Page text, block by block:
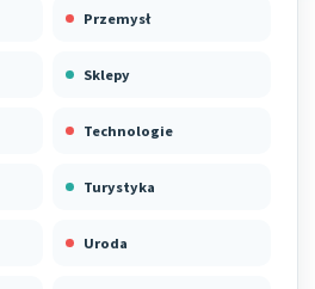
Przemysł
Sklepy
Technologie
Turystyka
Uroda